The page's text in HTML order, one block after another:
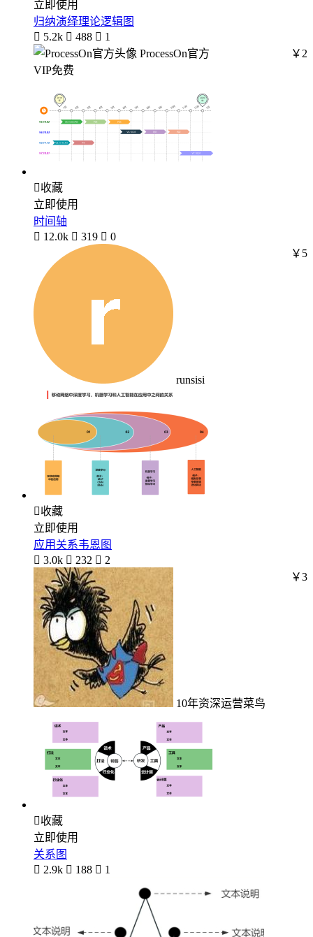
立即使用
归纳演绎理论逻辑图
 5.2k  488  1
ProcessOn官方
￥2
VIP免费
收藏
立即使用
时间轴
 12.0k  319  0
runsisi
￥5
收藏
立即使用
应用关系韦恩图
 3.0k  232  2
10年资深运营菜鸟
￥3
收藏
立即使用
关系图
 2.9k  188  1